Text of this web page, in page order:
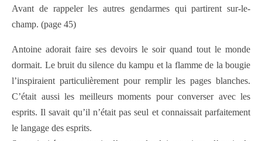
Avant de rappeler les autres gendarmes qui partirent sur-le-
champ. (page 45)
Antoine adorait faire ses devoirs le soir quand tout le monde
dormait. Le bruit du silence du kampu et la flamme de la bougie
l’inspiraient particulièrement pour remplir les pages blanches.
C’était aussi les meilleurs moments pour converser avec les
esprits. Il savait qu’il n’était pas seul et connaissait parfaitement
le langage des esprits.